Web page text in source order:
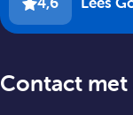
Contact met